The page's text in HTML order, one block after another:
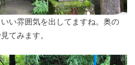
い雰囲気を出してますね。奥の
てみます。